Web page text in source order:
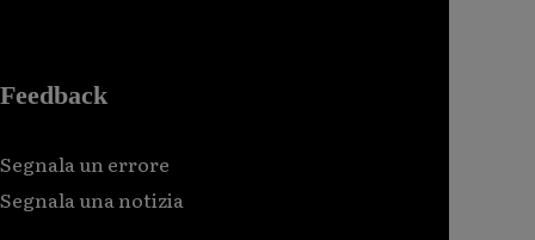
Feedback
Segnala un errore
Segnala una notizia